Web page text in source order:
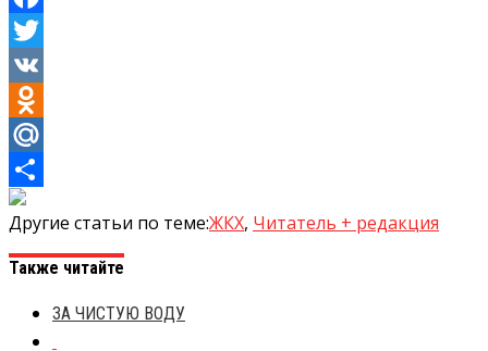
Facebook
Twitter
VK
Odnoklassniki
Mail.Ru
Отправить
Другие статьи по теме:ЖКХ, Читатель + редакция
Также читайте
ЗА ЧИСТУЮ ВОДУ